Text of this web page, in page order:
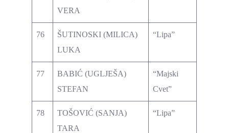
VERA
76
ŠUTINOSKI (MILICA)
LUKA
“Lipa”
77
BABIĆ (UGLJEŠA)
STEFAN
“Majski
Cvet”
78
TOŠOVIĆ (SANJA)
TARA
“Lipa”